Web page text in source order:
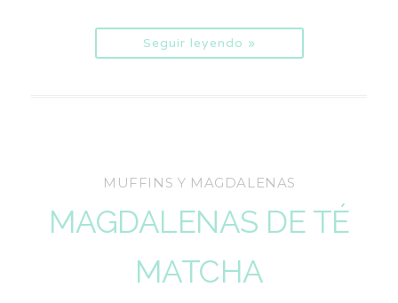
Seguir leyendo »
MUFFINS Y MAGDALENAS
MAGDALENAS DE TÉ
MATCHA